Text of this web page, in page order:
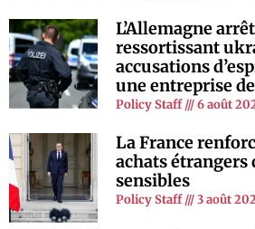
L’Allemagne
ressortissant
accusations
une entreprise
Policy Staff 6 août
La France
achats étrangers
sensibles
Policy Staff 3 août